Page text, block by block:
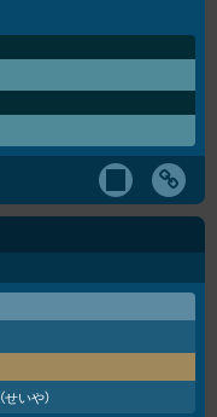
（せいや）